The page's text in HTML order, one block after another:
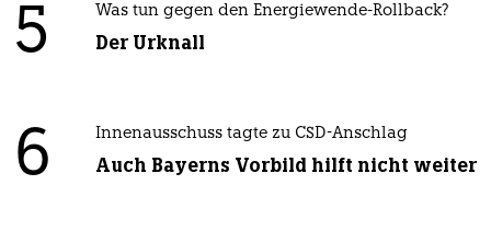
5 Was tun gegen den Energiewende-Rollback?
Der Urknall
6 Innenausschuss tagte zu CSD-Anschlag
Auch Bayerns Vorbild hilft nicht weiter